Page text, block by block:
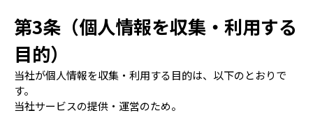
第3条（個人情報を収集・利用する
目的）
当社が個人情報を収集・利用する目的は、以下のとおりで
す。
当社サービスの提供・運営のため。